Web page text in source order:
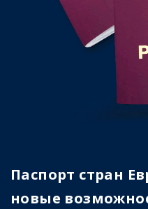
Паспорт стран
новые